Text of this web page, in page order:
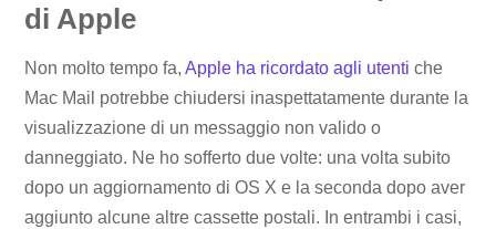
di Apple
Non molto tempo fa,Apple ha ricordato agli utenti che
Mac Mail potrebbe chiudersi inaspettatamente durante la
visualizzazione di un messaggio non valido o
danneggiato. Ne ho sofferto due volte: una volta subito
dopo un aggiornamento di OS X e la seconda dopo aver
aggiunto alcune altre cassette postali. In entrambi i casi,